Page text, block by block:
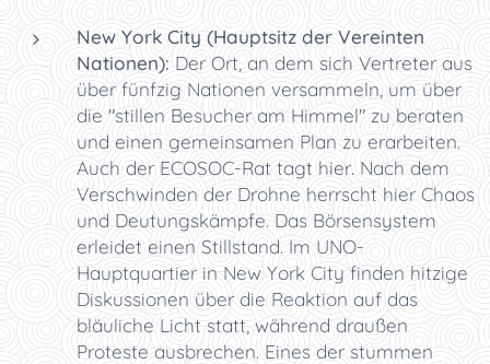
New York City (Hauptsitz der Vereinten
Nationen): Der Ort, an dem sich Vertreter aus
über fünfzig Nationen versammeln, um über
die "stillen Besucher am Himmel" zu beraten
und einen gemeinsamen Plan zu erarbeiten.
Auch der ECOSOC-Rat tagt hier. Nach dem
Verschwinden der Drohne herrscht hier Chaos
und Deutungskämpfe. Das Börsensystem
erleidet einen Stillstand. Im UNO-
Hauptquartier in New York City finden hitzige
Diskussionen über die Reaktion auf das
bläuliche Licht statt, während draußen
Proteste ausbrechen. Eines der stummen